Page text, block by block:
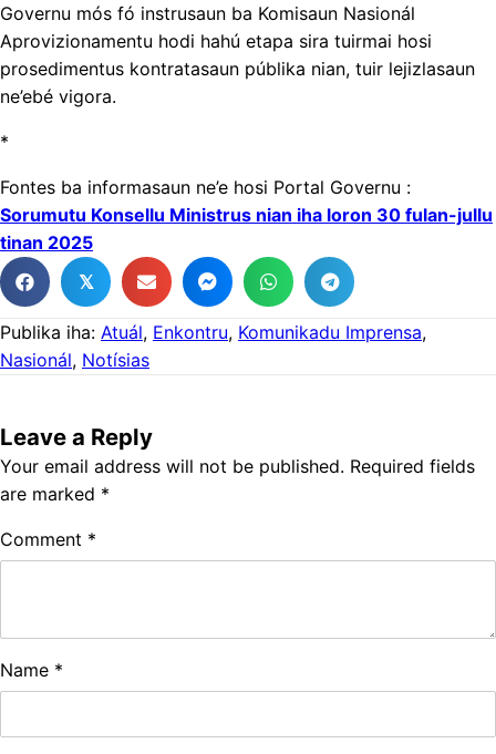
Governu mós fó instrusaun ba Komisaun Nasionál
Aprovizionamentu hodi hahú etapa sira tuirmai hosi
prosedimentus kontratasaun públika nian, tuir lejizlasaun
ne’ebé vigora.
*
Fontes ba informasaun ne’e hosi Portal Governu :
Sorumutu Konsellu Ministrus nian iha loron 30 fulan-jullu
tinan 2025
𝕏
Publika iha: Atuál, Enkontru, Komunikadu Imprensa,
Nasionál, Notísias
Leave a Reply
Your email address will not be published. Required fields
are marked *
Comment *
Name *